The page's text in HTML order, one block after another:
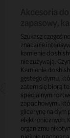
Szukasz czegoś
znacznie
kamienie do
nie zużywają.
Kamienie do
gęstego dymu,
zatem się biorą
specjalnym
zapachowymi,
glicerynę na
elektronicznych.
organizmu